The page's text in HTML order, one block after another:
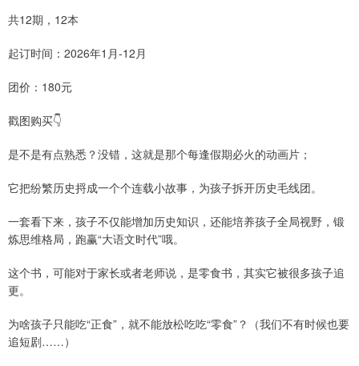
共12期，12本
起订时间：2026年1月-12月
团价：180元
戳图购买👇
是不是有点熟悉？没错，这就是那个每逢假期必火的动画片；
它把纷繁历史捋成一个个连载小故事，为孩子拆开历史毛线团。
一套看下来，孩子不仅能增加历史知识，还能培养孩子全局视野，锻
炼思维格局，跑赢“大语文时代”哦。
这个书，可能对于家长或者老师说，是零食书，其实它被很多孩子追
更。
为啥孩子只能吃“正食”，就不能放松吃吃“零食”？（我们不有时候也要
追短剧……）